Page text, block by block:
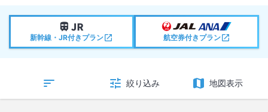
新幹線・JR付きプラン 航空券付きプラン
絞り込み 地図表示